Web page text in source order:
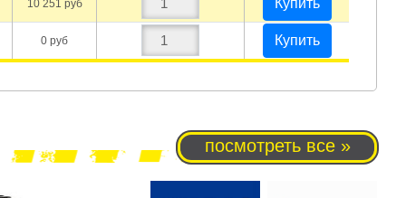
10 251 руб Купить
0 руб Купить
посмотреть все »